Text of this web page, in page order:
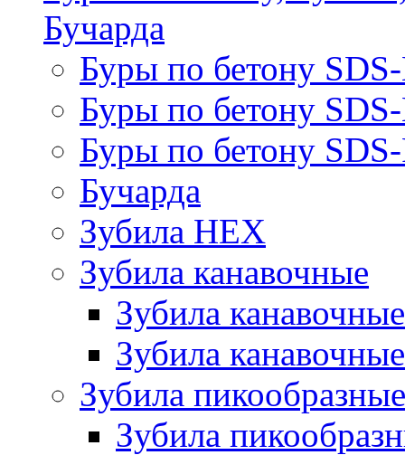
Бучарда
Буры по бетону
Буры по бетону
Буры по бетону
Бучарда
Зубила HEX
Зубила канавочные
Зубила
Зубила
Зубила пикообразные
Зубила